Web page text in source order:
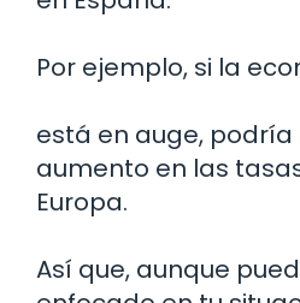
Por ejemplo, si la
está en auge, podría
aumento en las
Europa.
Así que, aunque